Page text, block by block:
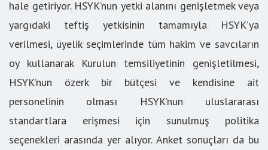
hale getiriyor. HSYK’nun yetki alanını genişletmek veya
yargıdaki teftiş yetkisinin tamamıyla HSYK’ya
verilmesi, üyelik seçimlerinde tüm hakim ve savcıların
oy kullanarak Kurulun temsiliyetinin genişletilmesi,
HSYK’nun özerk bir bütçesi ve kendisine ait
personelinin olması HSYK’nun uluslararası
standartlara erişmesi için sunulmuş politika
seçenekleri arasında yer alıyor. Anket sonuçları da bu